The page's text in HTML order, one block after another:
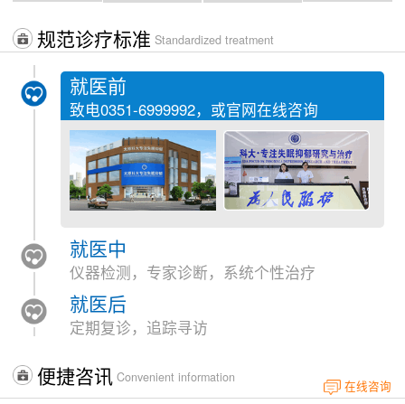
规范诊疗标准 Standardized treatment
就医前
致电0351-6999992，或官网在线咨询
就医中
仪器检测，专家诊断，系统个性治疗
就医后
定期复诊，追踪寻访
便捷咨讯 Convenient information
在线咨询